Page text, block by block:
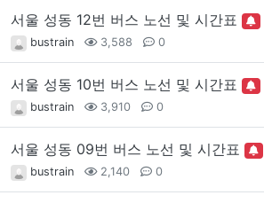
서울 성동 12번 버스 노선 및 시간표
bustrain 3,588 0
서울 성동 10번 버스 노선 및 시간표
bustrain 3,910 0
서울 성동 09번 버스 노선 및 시간표
bustrain 2,140 0